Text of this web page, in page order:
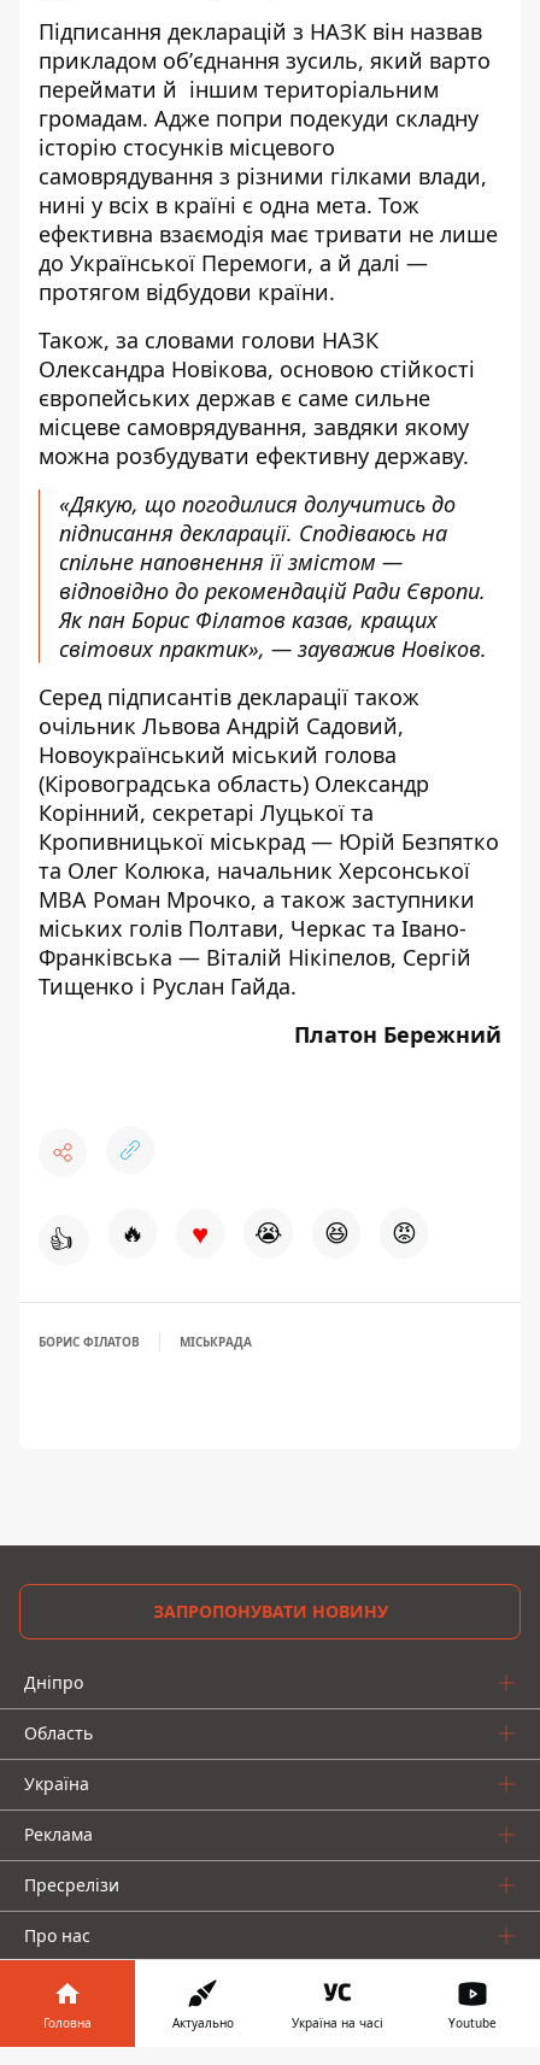
Підписання декларацій з НАЗК він назвав
прикладом обʼєднання зусиль, який варто
переймати й іншим територіальним
громадам. Адже попри подекуди складну
історію стосунків місцевого
самоврядування з різними гілками влади,
нині у всіх в країні є одна мета. Тож
ефективна взаємодія має тривати не лише
до Української Перемоги, а й далі —
протягом відбудови країни.
Також, за словами голови НАЗК
Олександра Новікова, основою стійкості
європейських держав є саме сильне
місцеве самоврядування, завдяки якому
можна розбудувати ефективну державу.
«Дякую, що погодилися долучитись до
підписання декларації. Сподіваюсь на
спільне наповнення її змістом —
відповідно до рекомендацій Ради Європи.
Як пан Борис Філатов казав, кращих
світових практик», — зауважив Новіков.
Серед підписантів декларації також
очільник Львова Андрій Садовий,
Новоукраїнський міський голова
(Кіровоградська область) Олександр
Корінний, секретарі Луцької та
Кропивницької міськрад — Юрій Безпятко
та Олег Колюка, начальник Херсонської
МВА Роман Мрочко, а також заступники
міських голів Полтави, Черкас та Івано-
Франківська — Віталій Нікіпелов, Сергій
Тищенко і Руслан Гайда.
Платон Бережний
👍 🔥 ♥ 😭 😆 😡
БОРИС ФІЛАТОВ МІСЬКРАДА
ЗАПРОПОНУВАТИ НОВИНУ
Дніпро
Область
Україна
Реклама
Пресрелізи
Про нас
Головна Актуально Україна на часі Youtube